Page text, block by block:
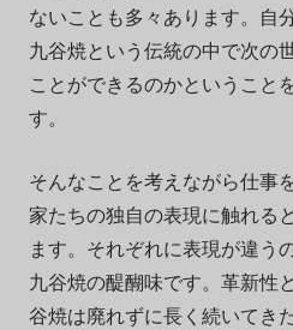
ないことも多々あります。自
九谷焼という伝統の中で次の
ことができるのかということ
す。
そんなことを考えながら仕事
家たちの独自の表現に触れる
ます。それぞれに表現が違う
九谷焼の醍醐味です。革新性
谷焼は廃れずに長く続いてき